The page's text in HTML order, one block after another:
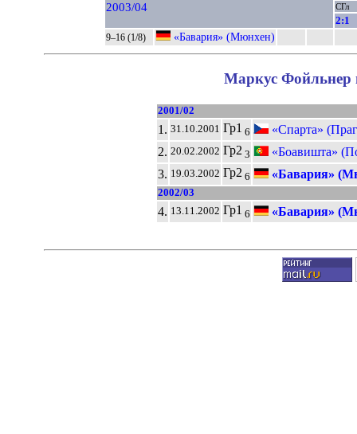
2003/04
СГл
2:1
9–16 (1/8) «Бавария» (Мюнхен)
Маркус Фойльнер
2001/02
1. 31.10.2001 Гр1 6
«Спарта»
2. 20.02.2002 Гр2 3
«Боавишта»
3. 19.03.2002 Гр2 6 «Бавария»
2002/03
4. 13.11.2002 Гр1 6 «Бавария»